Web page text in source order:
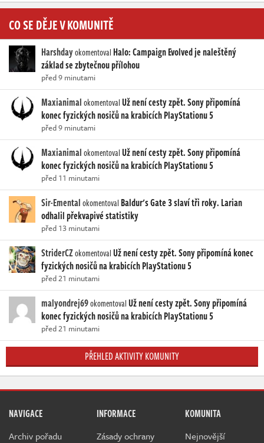
CO SE DĚJE V KOMUNITĚ
Harshdayokomentoval Halo: Campaign Evolved je naleštěný
základ se zbytečnou přílohou
před 9 minutami
MaxianimalokomentovalUž není cesty zpět. Sony připomíná
konec fyzických nosičů na krabicích PlayStationu 5
před 9 minutami
MaxianimalokomentovalUž není cesty zpět. Sony připomíná
konec fyzických nosičů na krabicích PlayStationu 5
před 11 minutami
Sir-Ementalokomentoval Baldur's Gate 3 slaví tři roky. Larian
odhalil překvapivé statistiky
před 13 minutami
StriderCZokomentovalUž není cesty zpět. Sony připomíná konec
fyzických nosičů na krabicích PlayStationu 5
před 21 minutami
malyondrej69okomentovalUž není cesty zpět. Sony připomíná
konec fyzických nosičů na krabicích PlayStationu 5
před 21 minutami
PŘEHLED AKTIVITY KOMUNITY
NAVIGACE
Archiv pořadu
INFORMACE
Zásady ochrany
KOMUNITA
Nejnovější